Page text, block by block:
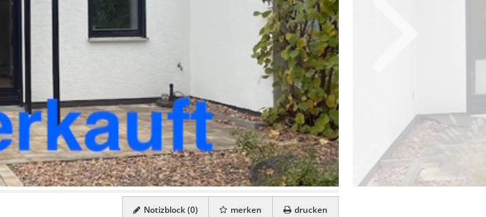
Notizblock (0) merken drucken